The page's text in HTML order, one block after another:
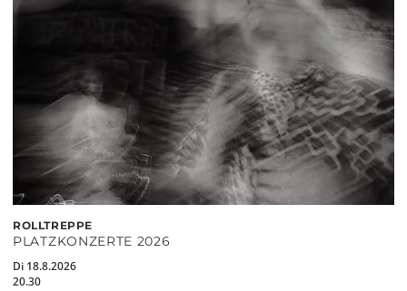
ROLLTREPPE
PLATZKONZERTE 2026
Di 18.8.2026
20.30